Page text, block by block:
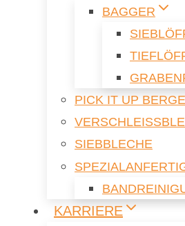
BAG­GER
PICK IT UP
SIEB­BLE­CHE
KAR­RIE­RE